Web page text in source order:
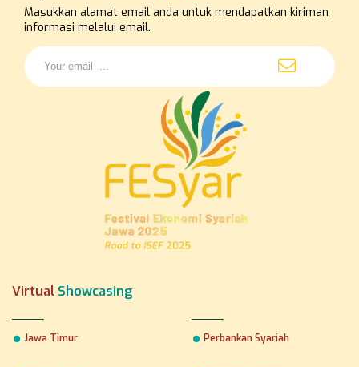
Masukkan alamat email anda untuk mendapatkan kiriman
informasi melalui email.
Virtual Showcasing
Jawa Timur Perbankan Syariah